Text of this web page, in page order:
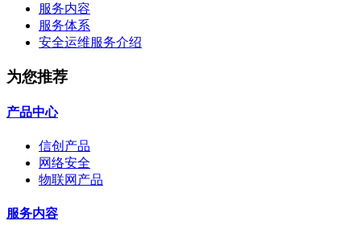
服务内容
服务体系
安全运维服务介绍
为您推荐
产品中心
信创产品
网络安全
物联网产品
服务内容